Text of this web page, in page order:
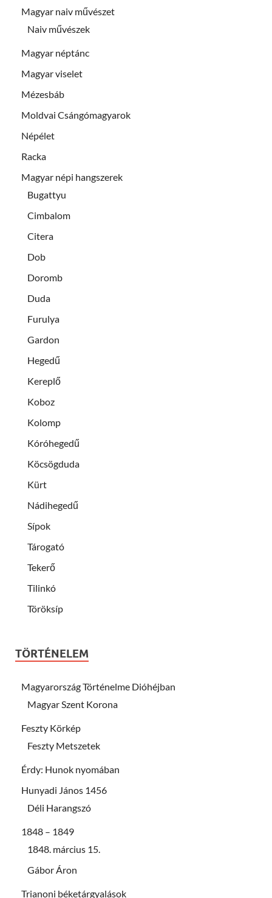
Magyar naiv művészet
Naiv művészek
Magyar néptánc
Magyar viselet
Mézesbáb
Moldvai Csángómagyarok
Népélet
Racka
Magyar népi hangszerek
Bugattyu
Cimbalom
Citera
Dob
Doromb
Duda
Furulya
Gardon
Hegedű
Kereplő
Koboz
Kolomp
Kóróhegedű
Köcsögduda
Kürt
Nádihegedű
Sípok
Tárogató
Tekerő
Tilinkó
Töröksíp
TÖRTÉNELEM
Magyarország Történelme Dióhéjban
Magyar Szent Korona
Feszty Körkép
Feszty Metszetek
Érdy: Hunok nyomában
Hunyadi János 1456
Déli Harangszó
1848 – 1849
1848. március 15.
Gábor Áron
Trianoni béketárgyalások